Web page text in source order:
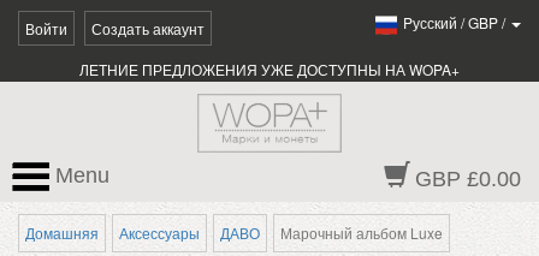
Войти Создать аккаунт Pусский /GBP/
ЛЕТНИЕ ПРЕДЛОЖЕНИЯ УЖЕ ДОСТУПНЫ НА WOPA+
GBP £0.00
Menu
Домашняя Аксессуары ДАВО Марочный альбом Luxe